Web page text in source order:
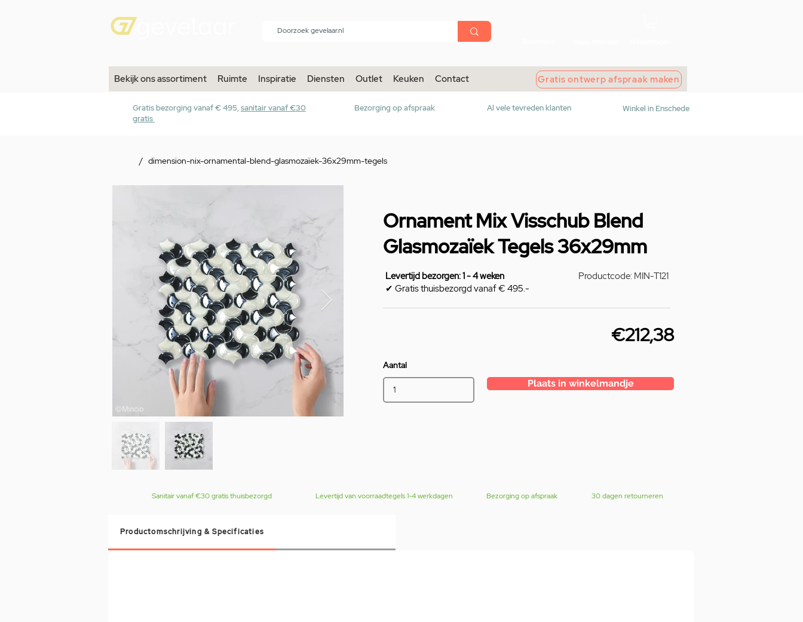
menu
Bekijk ons assortiment Ruimte Inspiratie Diensten Outlet Keuken Contact Gratis ontwerp afspraak maken
Gratis bezorging vanaf € 495, sanitair vanaf €30
gratis
Bezorging op afspraak Al vele tevreden klanten Winkel in Enschede
/ dimension-nix-ornamental-blend-glasmozaïek-36x29mm-tegels
Ornament Mix Visschub Blend
Glasmozaïek Tegels 36x29mm
Levertijd bezorgen: 1 - 4 weken
✔ Gratis thuisbezorgd vanaf € 495.-
Productcode: MIN-T121
€212,38
Aantal
Plaats in winkelmandje
Sanitair vanaf €30 gratis thuisbezorgd Levertijd van voorraadtegels 1-4 werkdagen Bezorging op afspraak 30 dagen retourneren
Productomschrijving & Specificaties